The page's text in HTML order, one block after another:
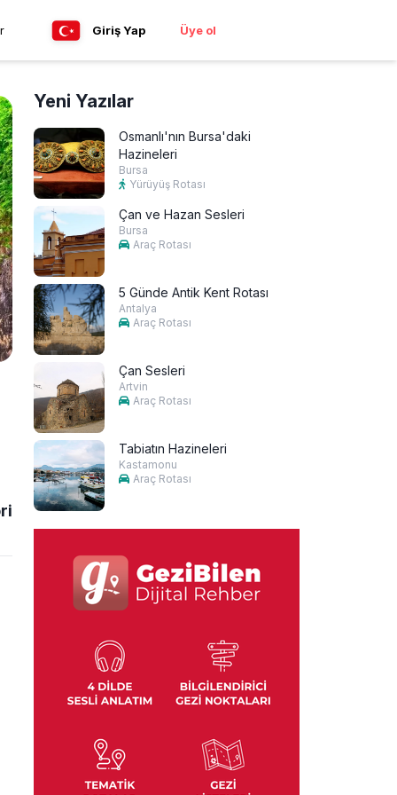
Giriş Yap Üye ol
Yeni Yazılar
Osmanlı'nın Bursa'daki
Hazineleri
Bursa
Yürüyüş Rotası
Çan ve Hazan Sesleri
Bursa
Araç Rotası
5 Günde Antik Kent Rotası
Antalya
Araç Rotası
Çan Sesleri
Artvin
Araç Rotası
Tabiatın Hazineleri
Kastamonu
Araç Rotası